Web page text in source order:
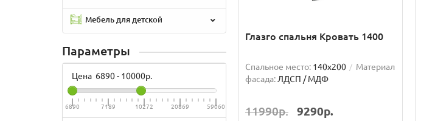
Мебель для детской
Параметры
Цена 6890- 10000р.
6890 7189 10272 20869 59060
Глазго спальня Кровать 1400
Спальное место: 140x200
Материал
фасада:ЛДСП / МДФ
11990р. 9290р.